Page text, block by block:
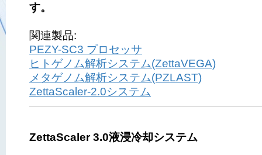
す。
関連製品:
PEZY-SC3 プロセッサ
ヒトゲノム解析システム(ZettaVEGA)
メタゲノム解析システム(PZLAST)
ZettaScaler-2.0システム
ZettaScaler 3.0液浸冷却システム